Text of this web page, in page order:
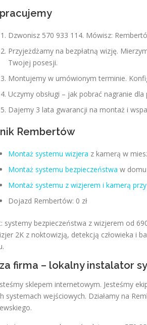
Dzwonisz 570 933 114. Mówisz:
Przyjeżdżamy na bezpłatną wizję.
Twojej posesji.
Montujemy w umówionym terminie.
Uczymy obsługi – jak pobrać nagranie
Dajemy 3 lata gwarancji na montaż i
Rembertów
Montaż systemu wizjera z kamerą w
Montaż systemu bezpieczeństwa w
Montaż systemu z wizjerem i kamerą przy
Dojazd Rembertów: 0 zł
systemy bezpieczeństwa z wizjerem od
2K z noktowizją, detekcją człowieka i
firma – lokalny instalator
sklepem internetowym. Jesteśmy
systemach wejściowych. Działamy na